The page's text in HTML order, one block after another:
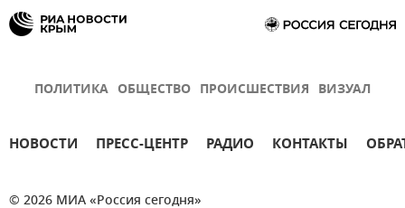
ПОЛИТИКА ОБЩЕСТВО ПРОИСШЕСТВИЯ ВИЗУАЛ
НОВОСТИ ПРЕСС-ЦЕНТР РАДИО КОНТАКТЫ
© 2026 МИА «Россия сегодня»